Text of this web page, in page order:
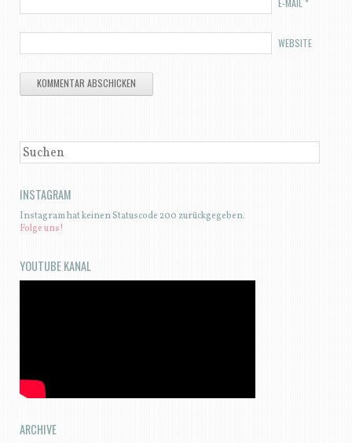
E-MAIL *
WEBSITE
SUCHEN
INSTAGRAM
Instagram hat keinen Statuscode 200 zurückgegeben.
Folge uns!
YOUTUBE KANAL
ARCHIVE